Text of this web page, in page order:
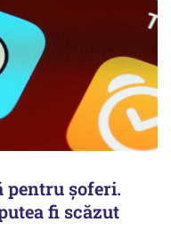
pentru șoferi.
fi scăzut